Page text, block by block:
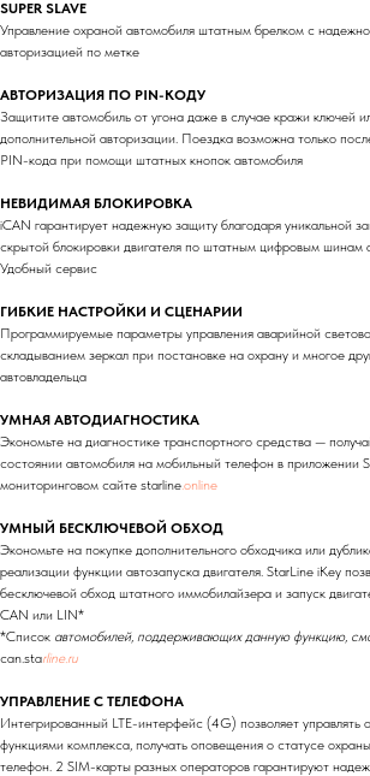
SUPER SLAVE
Управление охраной автомобиля штатным брелком с
авторизацией по метке
АВТОРИЗАЦИЯ ПО PIN-КОДУ
Защитите автомобиль от угона даже в случае кражи ключей
дополнительной авторизации. Поездка возможна только
PIN-кода при помощи штатных кнопок автомобиля
НЕВИДИМАЯ БЛОКИРОВКА
iCAN гарантирует надежную защиту благодаря уникальной
скрытой блокировки двигателя по штатным цифровым шинам
Удобный сервис
ГИБКИЕ НАСТРОЙКИ И СЦЕНАРИИ
Программируемые параметры управления аварийной
складыванием зеркал при постановке на охрану и многое
автовладельца
УМНАЯ АВТОДИАГНОСТИКА
Экономьте на диагностике транспортного средства —
состоянии автомобиля на мобильный телефон в приложении
мониторинговом сайте starline.online
УМНЫЙ БЕСКЛЮЧЕВОЙ ОБХОД
Экономьте на покупке дополнительного обходчика или
реализации функции автозапуска двигателя. StarLine iKey
бесключевой обход штатного иммобилайзера и запуск
CAN или LIN*
*Список автомобилей, поддерживающих данную функцию,
can.starline.ru
УПРАВЛЕНИЕ С ТЕЛЕФОНА
Интегрированный LTE-интерфейс (4G) позволяет
функциями комплекса, получать оповещения о статусе
телефон. 2 SIM-карты разных операторов гарантируют